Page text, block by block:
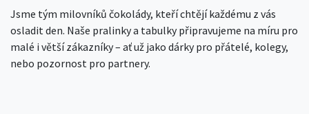
Jsme tým milovníků čokolády, kteří chtějí každému z vás
osladit den. Naše pralinky a tabulky připravujeme na míru pro
malé i větší zákazníky – ať už jako dárky pro přátelé, kolegy,
nebo pozornost pro partnery.